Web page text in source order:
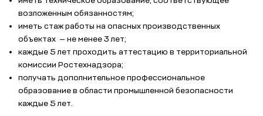
возложенным обязанностям;
иметь стаж работы на опасных производственных
объектах — не менее 3 лет;
каждые 5 лет проходить аттестацию в территориальной
комиссии Ростехнадзора;
получать дополнительное профессиональное
образование в области промышленной безопасности
каждые 5 лет.